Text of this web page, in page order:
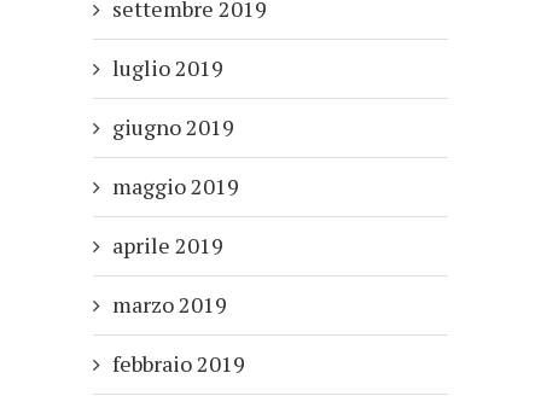
settembre 2019
luglio 2019
giugno 2019
maggio 2019
aprile 2019
marzo 2019
febbraio 2019